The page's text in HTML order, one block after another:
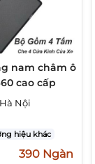
nam châm ô
cao cấp
Nội
hiệu khác
390 Ngàn